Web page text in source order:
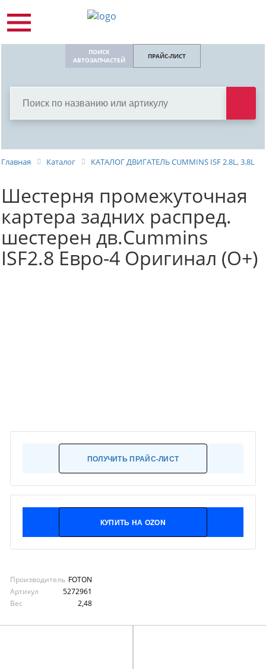
ПОИСК
АВТОЗАПЧАСТЕЙ
ПРАЙС-ЛИСТ
Главная Каталог КАТАЛОГ ДВИГАТЕЛЬ СUMMINS ISF 2.8L, 3.8L
Шестерня промежуточная
картера задних распред.
шестерен дв.Cummins
ISF2.8 Евро-4 Оригинал (О+)
ПОЛУЧИТЬ ПРАЙС-ЛИСТ
КУПИТЬ НА OZON
Производитель FOTON
Артикул
5272961
Вес
2,48